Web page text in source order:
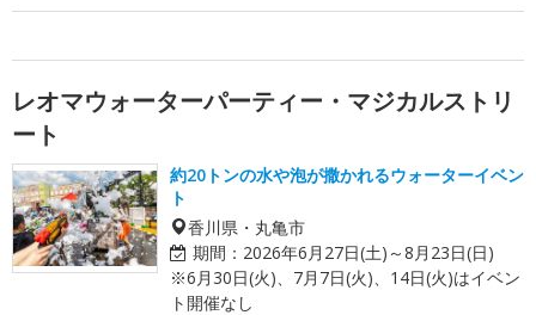
レオマウォーターパーティー・マジカルストリ
ート
約20トンの水や泡が撒かれるウォーターイベン
ト
香川県・丸亀市
期間： 2026年6月27日(土)～8月23日(日)
※6月30日(火)、7月7日(火)、14日(火)はイベン
ト開催なし